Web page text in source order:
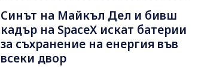
Синът на Майкъл Дeл и бивш
кадър на SpaceX искат батерии
за съхранение на енергия във
всеки двор